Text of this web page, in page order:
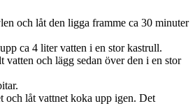
och låt den ligga framme ca 30 minuter
ca 4 liter vatten i en stor kastrull.
och lägg sedan över den i en stor
och låt vattnet koka upp igen. Det